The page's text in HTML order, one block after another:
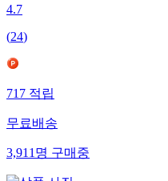
4.7
(24)
717적립
무료배송
3,911명구매중